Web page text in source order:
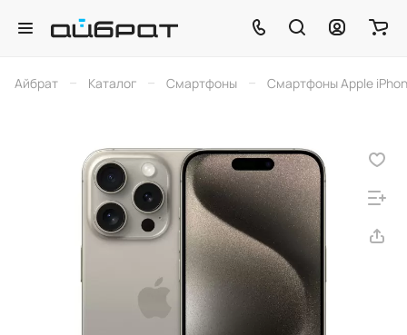
Айбрат – Каталог – Смартфоны – Смартфоны Apple